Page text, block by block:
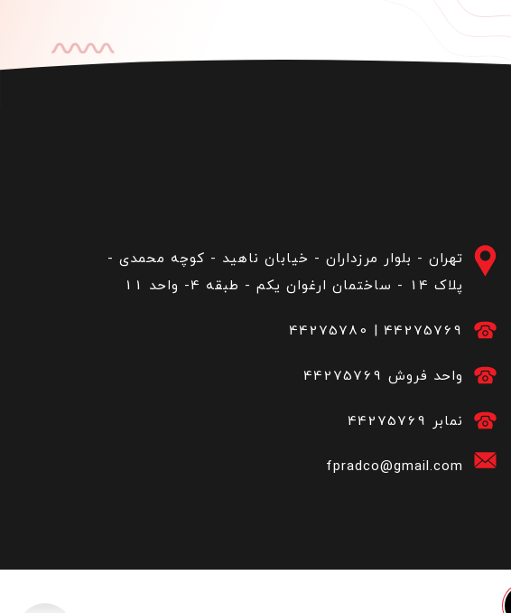
تهران - بلوار مرزداران - خیابان ناهید - کوچه محمدی -
پلاک 14 - ساختمان ارغوان یکم - طبقه 4- واحد 11
44275780 | 44275769
44275769 واحد فروش
44275769 نمابر
fpradco@gmail.com